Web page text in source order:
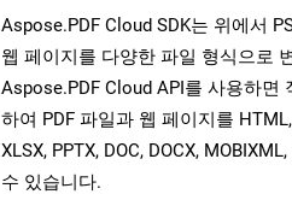
Aspose.PDF Cloud SDK는 위에서
웹 페이지를 다양한 파일 형식으로
Aspose.PDF Cloud API를 사용하면
하여 PDF 파일과 웹 페이지를 HTML,
XLSX, PPTX, DOC, DOCX,
수 있습니다.